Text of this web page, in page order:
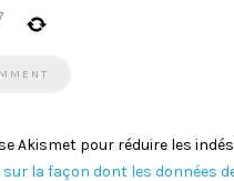
Akismet pour réduire les
la façon dont les données